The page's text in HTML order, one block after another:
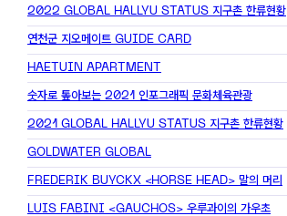
2022 GLOBAL HALLYU STATUS 지구촌 한류현황
연천군 지오메이트 GUIDE CARD
HAETUIN APARTMENT
숫자로 톺아보는 2021 인포그래픽 문화체육관광
2021 GLOBAL HALLYU STATUS 지구촌 한류현황
GOLDWATER GLOBAL
FREDERIK BUYCKX <HORSE HEAD> 말의 머리
LUIS FABINI <GAUCHOS> 우루과이의 가우초